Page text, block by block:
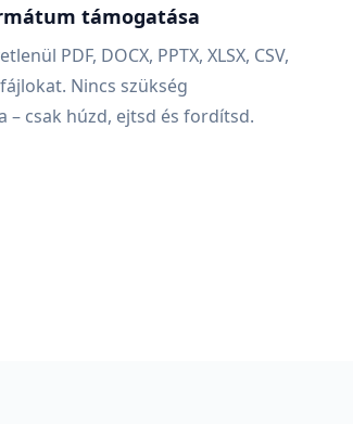
támogatása
PDF, DOCX, PPTX, XLSX, CSV,
fájlokat. Nincs szükség
– csak húzd, ejtsd és fordítsd.